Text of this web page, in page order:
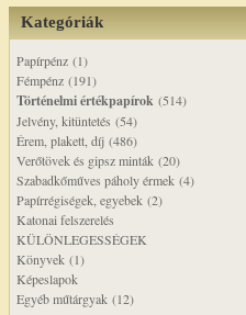
Kategóriák
Papírpénz (1)
Fémpénz (191)
Történelmi értékpapírok (514)
Jelvény, kitüntetés (54)
Érem, plakett, díj (486)
Verőtövek és gipsz minták (20)
Szabadkőműves páholy érmek (4)
Papírrégiségek, egyebek (2)
Katonai felszerelés
KÜLÖNLEGESSÉGEK
Könyvek (1)
Képeslapok
Egyéb műtárgyak (12)